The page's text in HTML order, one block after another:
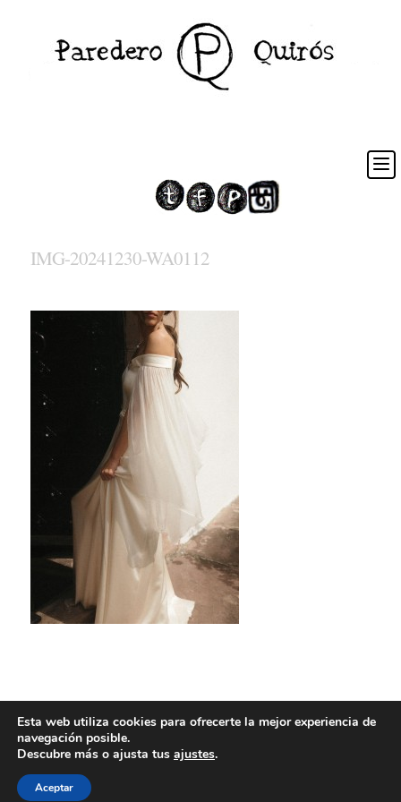
IMG-20241230-WA0112
Esta web utiliza cookies para ofrecerte la mejor experiencia de
navegación posible.
Descubre más o ajusta tus ajustes.
Aceptar